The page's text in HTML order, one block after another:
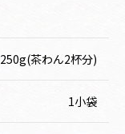
250g(茶わん2杯分)
1小袋